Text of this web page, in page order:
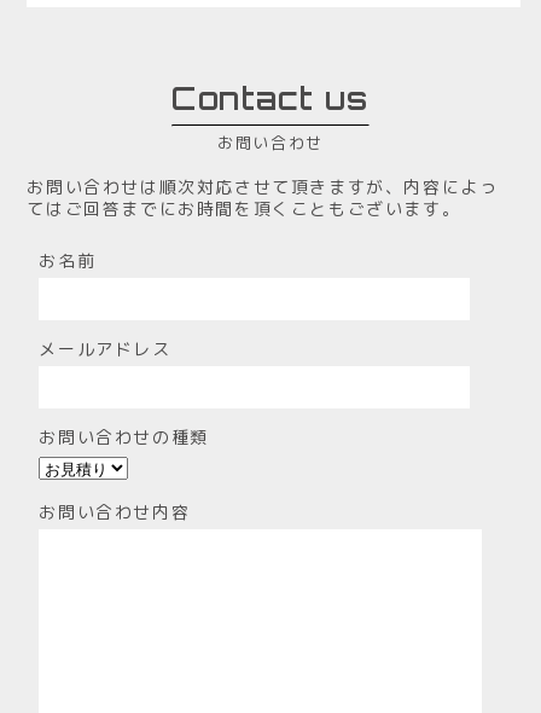
Contact us
お問い合わせ
お問い合わせは順次対応させて頂きますが、内容によっ
てはご回答までにお時間を頂くこともございます。
お名前
メールアドレス
お問い合わせの種類
お問い合わせ内容